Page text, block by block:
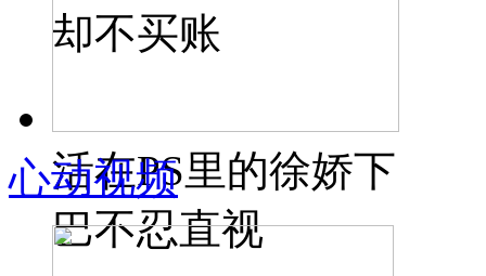
却不买账
活在PS里的徐娇下
巴不忍直视
心动视频